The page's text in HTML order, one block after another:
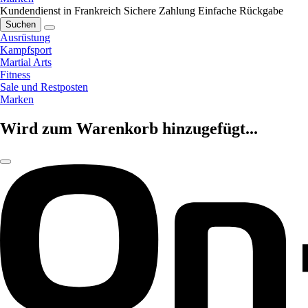
Kundendienst in Frankreich Sichere Zahlung Einfache Rückgabe
Suchen
Ausrüstung
Kampfsport
Martial Arts
Fitness
Sale und Restposten
Marken
Wird zum Warenkorb hinzugefügt...